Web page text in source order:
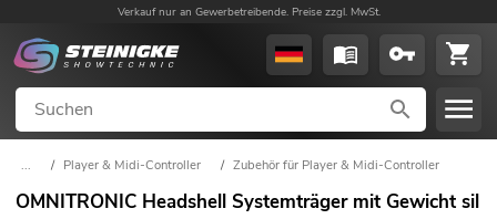
Verkauf nur an Gewerbetreibende. Preise zzgl. MwSt.
... / Player & Midi-Controller / Zubehör für Player & Midi-Controller
OMNITRONIC Headshell Systemträger mit Gewicht sil